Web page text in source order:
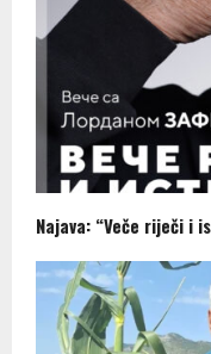
Najava: “Veče riječi i